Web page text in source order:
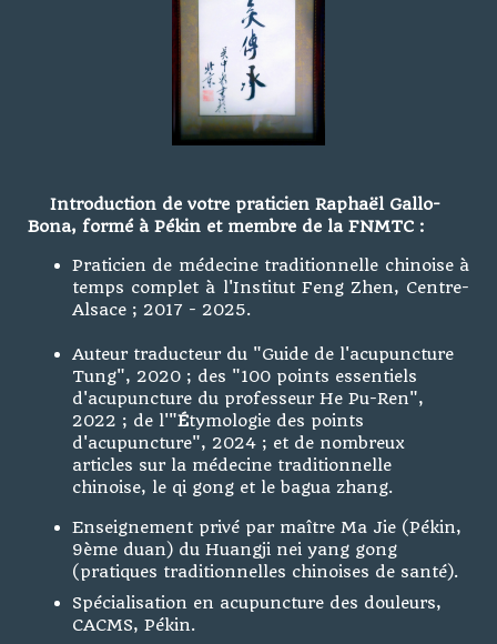
Introduction de votre praticien Raphaël Gallo-
Bona, formé à Pékin et membre de la FNMTC :
Praticien de médecine traditionnelle chinoise à
temps complet à l'Institut Feng Zhen, Centre-
Alsace ; 2017 - 2025.
Auteur traducteur du "Guide de l'acupuncture
Tung", 2020 ; des "100 points essentiels
d'acupuncture du professeur He Pu-Ren",
2022 ; de l'"Étymologie des points
d'acupuncture", 2024 ; et de nombreux
articles sur la médecine traditionnelle
chinoise, le qi gong et le bagua zhang.
Enseignement privé par maître Ma Jie (Pékin,
9ème duan) du Huangji nei yang gong
(pratiques traditionnelles chinoises de santé).
Spécialisation en acupuncture des douleurs,
CACMS, Pékin.